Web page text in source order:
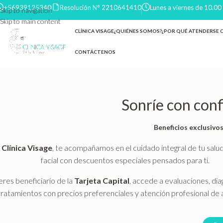
Skip to navigation
Skip to main content
+56939125340 Resolución N° 2210641410 Lunes a viernes de
CLÍNICA VISAGE¿QUIÉNES SOMOS?¿POR QUÉ ATENDERSE
CONTÁCTENOS
Sonríe con
Beneficios
Clínica Visage, te acompañamos en el cuidado integral de tu
facial con descuentos especiales pensados para ti.
beneficiario de la Tarjeta Capital, accede a evaluaciones,
con precios preferenciales y atención profesional de